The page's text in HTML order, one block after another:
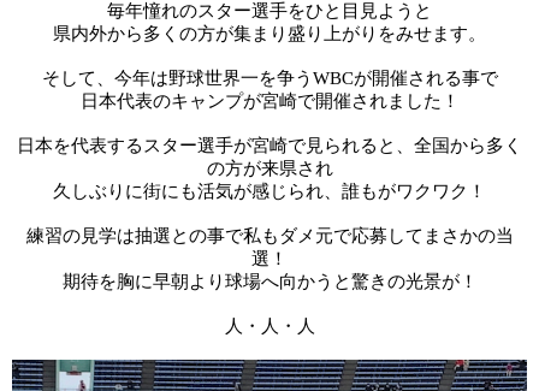
毎年憧れのスター選手をひと目見ようと
県内外から多くの方が集まり盛り上がりをみせます。
そして、今年は野球世界一を争う WBCが開催される事で
日本代表のキャンプが宮崎で開催されました！
日本を代表するスター選手が宮崎で見られると、 全国から多く
の方が来県され
久しぶりに街にも活気が感じられ、誰もがワクワク！
練習の見学は抽選との事で私もダメ元で応募してまさかの当
選！
期待を胸に早朝より球場へ向かうと驚きの光景が！
人・人・人